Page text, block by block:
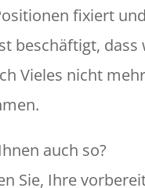
fixiert
beschäftigt, dass
Vieles nicht mehr
auch so?
Sie, Ihre